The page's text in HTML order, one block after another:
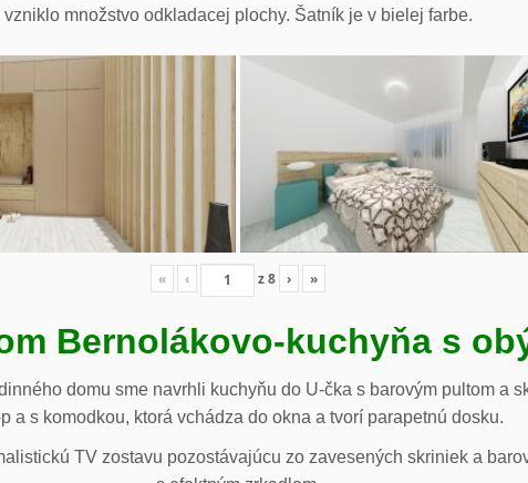
vzniklo množstvo odkladacej plochy. Šatník je v bielej farbe.
« ‹ z8 › »
Bernolákovo-kuchyňa s
domu sme navrhli kuchyňu do U-čka s barovým pultom a
a s komodkou, ktorá vchádza do okna a tvorí parapetnú dosku.
TV zostavu pozostávajúcu zo zavesených skriniek a